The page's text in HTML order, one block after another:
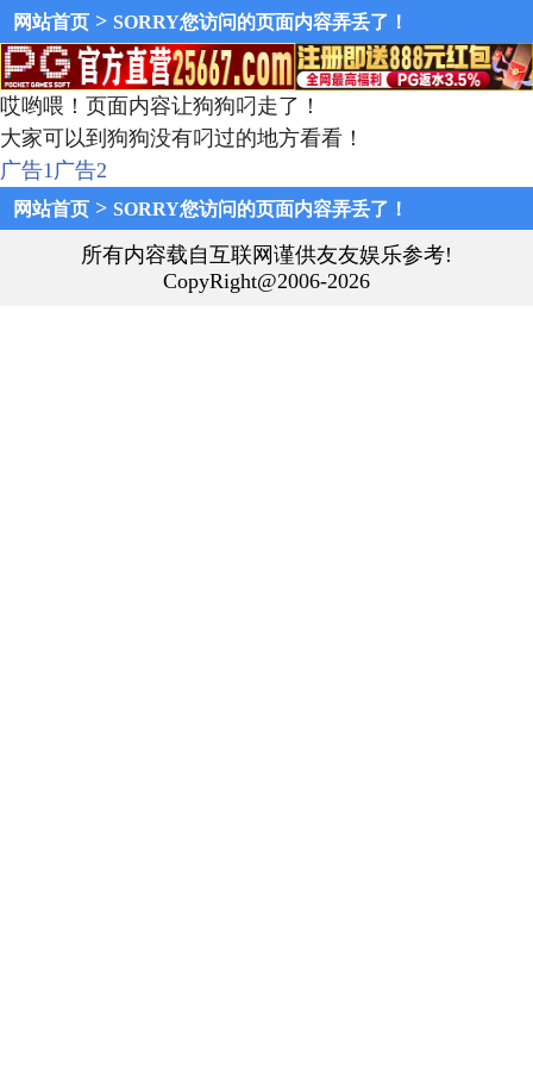
网站首页 > SORRY您访问的页面内容弄丢了！
哎哟喂！页面内容让狗狗叼走了！
大家可以到狗狗没有叼过的地方看看！
广告1广告2
网站首页 > SORRY您访问的页面内容弄丢了！
所有内容载自互联网谨供友友娱乐参考!
CopyRight@2006-2026